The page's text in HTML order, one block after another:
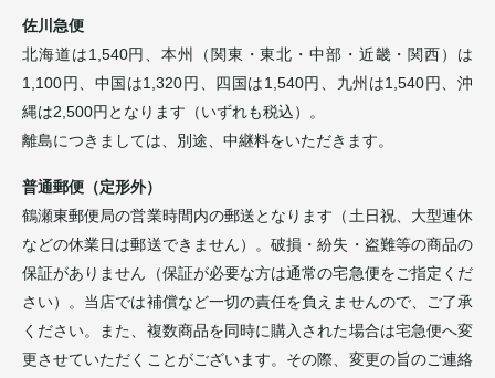
佐川急便
北海道は1,540円、本州（関東・東北・中部・近畿・関西）は
1,100円、中国は1,320円、四国は1,540円、九州は1,540円、沖
縄は2,500円となります（いずれも税込）。
離島につきましては、別途、中継料をいただきます。
普通郵便（定形外）
鶴瀬東郵便局の営業時間内の郵送となります（土日祝、大型連休
などの休業日は郵送できません）。破損・紛失・盗難等の商品の
保証がありません（保証が必要な方は通常の宅急便をご指定くだ
さい）。当店では補償など一切の責任を負えませんので、ご了承
ください。また、複数商品を同時に購入された場合は宅急便へ変
更させていただくことがございます。その際、変更の旨のご連絡